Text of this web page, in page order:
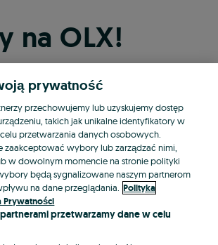
na OLX!
Kontynuuj przez Facebooka
Kontynuuj przez konto Apple
przez konto Google
LUB
prywatność
przechowujemy lub uzyskujemy dostęp
takich jak unikalne identyfikatory w
przetwarzania danych osobowych.
zaakceptować wybory lub zarządzać nimi,
w dowolnym momencie na stronie polityki
będą sygnalizowane naszym partnerom
na dane przeglądania. Polityka
Prywatności
przetwarzamy dane w celu